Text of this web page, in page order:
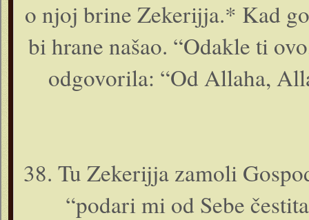
o njoj brine Zekerijja.* Kad
bi hrane našao. “Odakle ti
odgovorila: “Od Allaha,
38. Tu Zekerijja zamoli
“podari mi od Sebe